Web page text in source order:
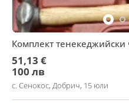
Комплект
51,13 €
100 лв
с. Сенокос, Добрич, 15 юли